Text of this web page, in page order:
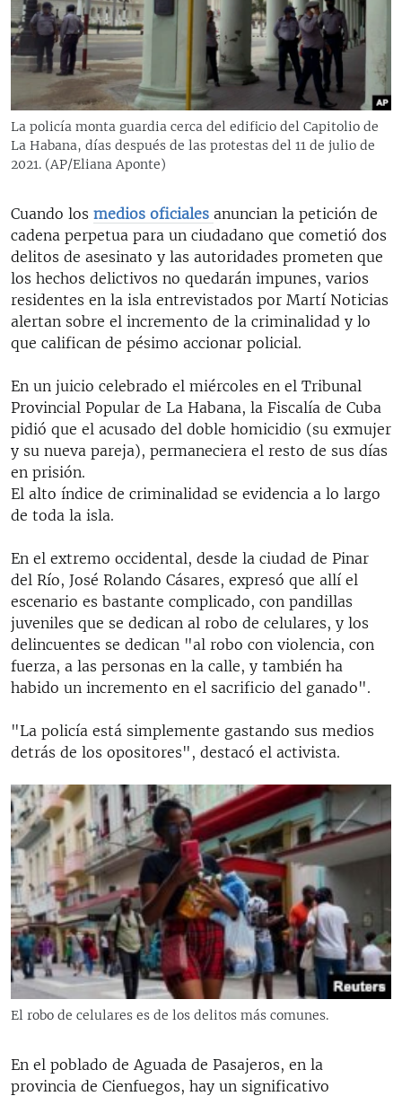
RADIO MARTÍ
ESPECIALES
ESPECIALES
LA REALIDAD DE LA VIVIENDA EN CUBA
SER VIEJO EN CUBA
LOS SANTOS DE HIALEAH
DESINFORMACIÓN RUSA EN AMÉRICA LATINA
LA INVASIÓN DE RUSIA A UCRANIA
MULTIMEDIA
EDITORIALES
SÍGUENOS
La policía monta guardia cerca del edificio del Capitolio de
La Habana, días después de las protestas del 11 de julio de
2021. (AP/Eliana Aponte)
Cuando los medios oficiales anuncian la petición de
cadena perpetua para un ciudadano que cometió dos
delitos de asesinato y las autoridades prometen que
los hechos delictivos no quedarán impunes, varios
residentes en la isla entrevistados por Martí Noticias
alertan sobre el incremento de la criminalidad y lo
que califican de pésimo accionar policial.
En un juicio celebrado el miércoles en el Tribunal
Provincial Popular de La Habana, la Fiscalía de Cuba
pidió que el acusado del doble homicidio (su exmujer
y su nueva pareja), permaneciera el resto de sus días
en prisión.
El alto índice de criminalidad se evidencia a lo largo
de toda la isla.
En el extremo occidental, desde la ciudad de Pinar
del Río, José Rolando Cásares, expresó que allí el
escenario es bastante complicado, con pandillas
juveniles que se dedican al robo de celulares, y los
delincuentes se dedican "al robo con violencia, con
fuerza, a las personas en la calle, y también ha
habido un incremento en el sacrificio del ganado".
"La policía está simplemente gastando sus medios
detrás de los opositores", destacó el activista.
El robo de celulares es de los delitos más comunes.
En el poblado de Aguada de Pasajeros, en la
provincia de Cienfuegos, hay un significativo